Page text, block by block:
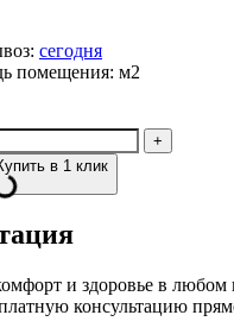
сегодня
помещения: м2
в 1 клик
и здоровье в
консультацию